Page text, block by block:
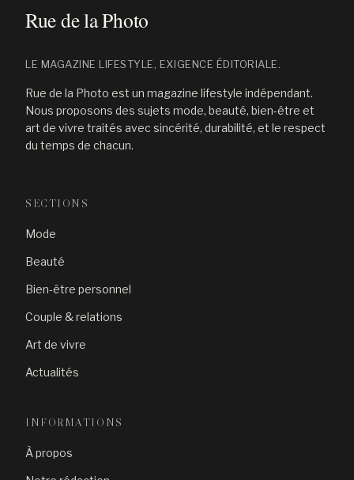
LE MAGAZINE LIFESTYLE, EXIGENCE ÉDITORIALE.
Rue de la Photo est un magazine lifestyle indépendant.
Nous proposons des sujets mode, beauté, bien-être et
art de vivre traités avec sincérité, durabilité, et le respect
du temps de chacun.
SECTIONS
Mode
Beauté
Bien-être personnel
Couple & relations
Art de vivre
Actualités
INFORMATIONS
À propos